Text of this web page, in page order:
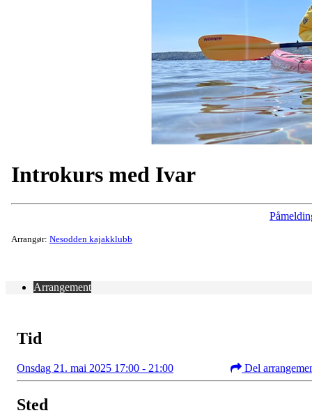
Introkurs med Ivar
Arrangør: Nesodden kajakklubb
Arrangement
Tid
Onsdag 21. mai 2025 17:00 - 21:00 Del
Sted